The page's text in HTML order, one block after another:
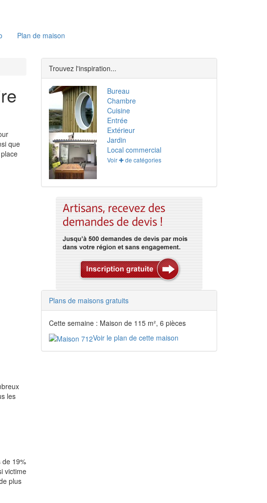
Plan de maison
que
les
de 19%
victime
plus
Trouvez l'inspiration...
Bureau
Chambre
Cuisine
Entrée
Extérieur
Jardin
Local commercial
Voir ✚ de catégories
Plans de maisons gratuits
Cette semaine : Maison de 115 m², 6 pièces
Voir le plan de cette maison